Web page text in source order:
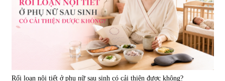
57.920
1.450.000 đ
Oil 30 viên/gói - Date 02/2027
|52.346
225.000 đ
Rối loạn nội tiết ở phụ nữ sau sinh có cải thiện được không?